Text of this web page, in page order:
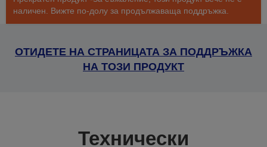
наличен. Вижте по-долу за продължаваща поддръжка.
ОТИДЕТЕ НА СТРАНИЦАТА ЗА ПОДДРЪЖКА
НА ТОЗИ ПРОДУКТ
Технически